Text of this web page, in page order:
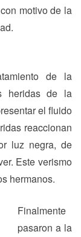
motivo de la
de la
heridas de la
el fluido
reaccionan
luz negra, de
Este verismo
hermanos.
Finalmente
pasaron a la